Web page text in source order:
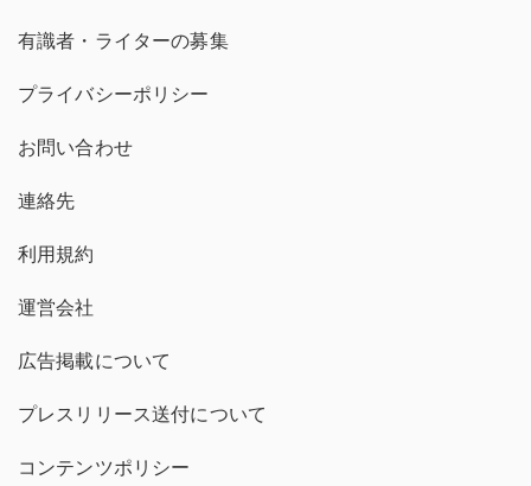
有識者・ライターの募集
プライバシーポリシー
お問い合わせ
連絡先
利用規約
運営会社
広告掲載について
プレスリリース送付について
コンテンツポリシー